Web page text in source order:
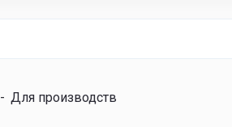
- Для производств